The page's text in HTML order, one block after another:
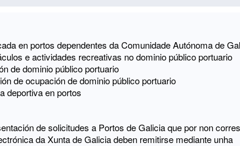
en portos dependentes da Comunidade Autónoma de
e actividades recreativas no dominio público portuario
de dominio público portuario
de ocupación de dominio público portuario
deportiva en portos
de solicitudes a Portos de Galicia que por non
da Xunta de Galicia deben remitirse mediante unha